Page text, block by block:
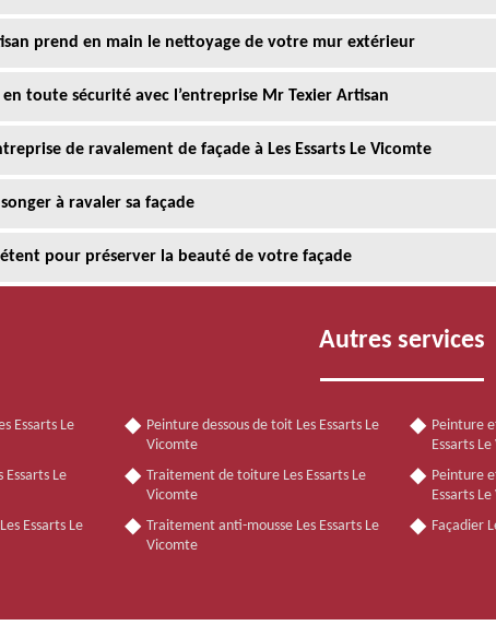
prend en main le nettoyage de votre mur extérieur
toute sécurité avec l’entreprise Mr Texier Artisan
de ravalement de façade à Les Essarts Le Vicomte
à ravaler sa façade
pour préserver la beauté de votre façade
Autres services
Essarts Le
Le
Essarts Le
Peinture dessous de toit Les Essarts Le
Vicomte
Traitement de toiture Les Essarts Le
Vicomte
Traitement anti-mousse Les Essarts Le
Vicomte
Peinture
Essarts
Peinture
Essarts
Façadier